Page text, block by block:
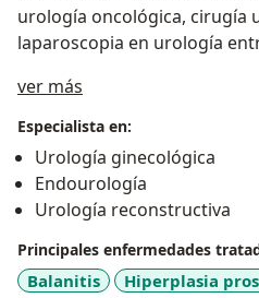
urología oncológica, cirugía
laparoscopia en urología
ver más
Especialista en:
Urología ginecológica
Endourología
Urología reconstructiva
Principales enfermedades
Balanitis
Hiperplasia